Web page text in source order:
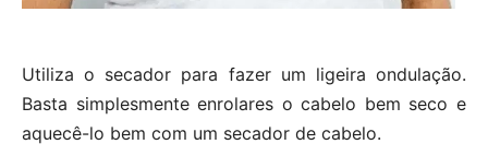
Utiliza o secador para fazer um ligeira ondulação.
Basta simplesmente enrolares o cabelo bem seco e
aquecê-lo bem com um secador de cabelo.